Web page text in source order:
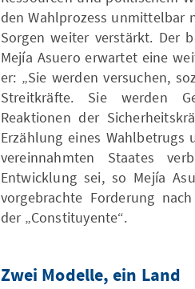
den Wahlprozess unmittelbar
Sorgen weiter verstärkt. Der
Mejía Asuero erwartet eine
er: „Sie werden versuchen,
Streitkräfte. Sie werden
Reaktionen der
Erzählung eines
vereinnahmten Staates
Entwicklung sei, so Mejía
vorgebrachte Forderung
der „Constituyente“.
Zwei Modelle, ein Land